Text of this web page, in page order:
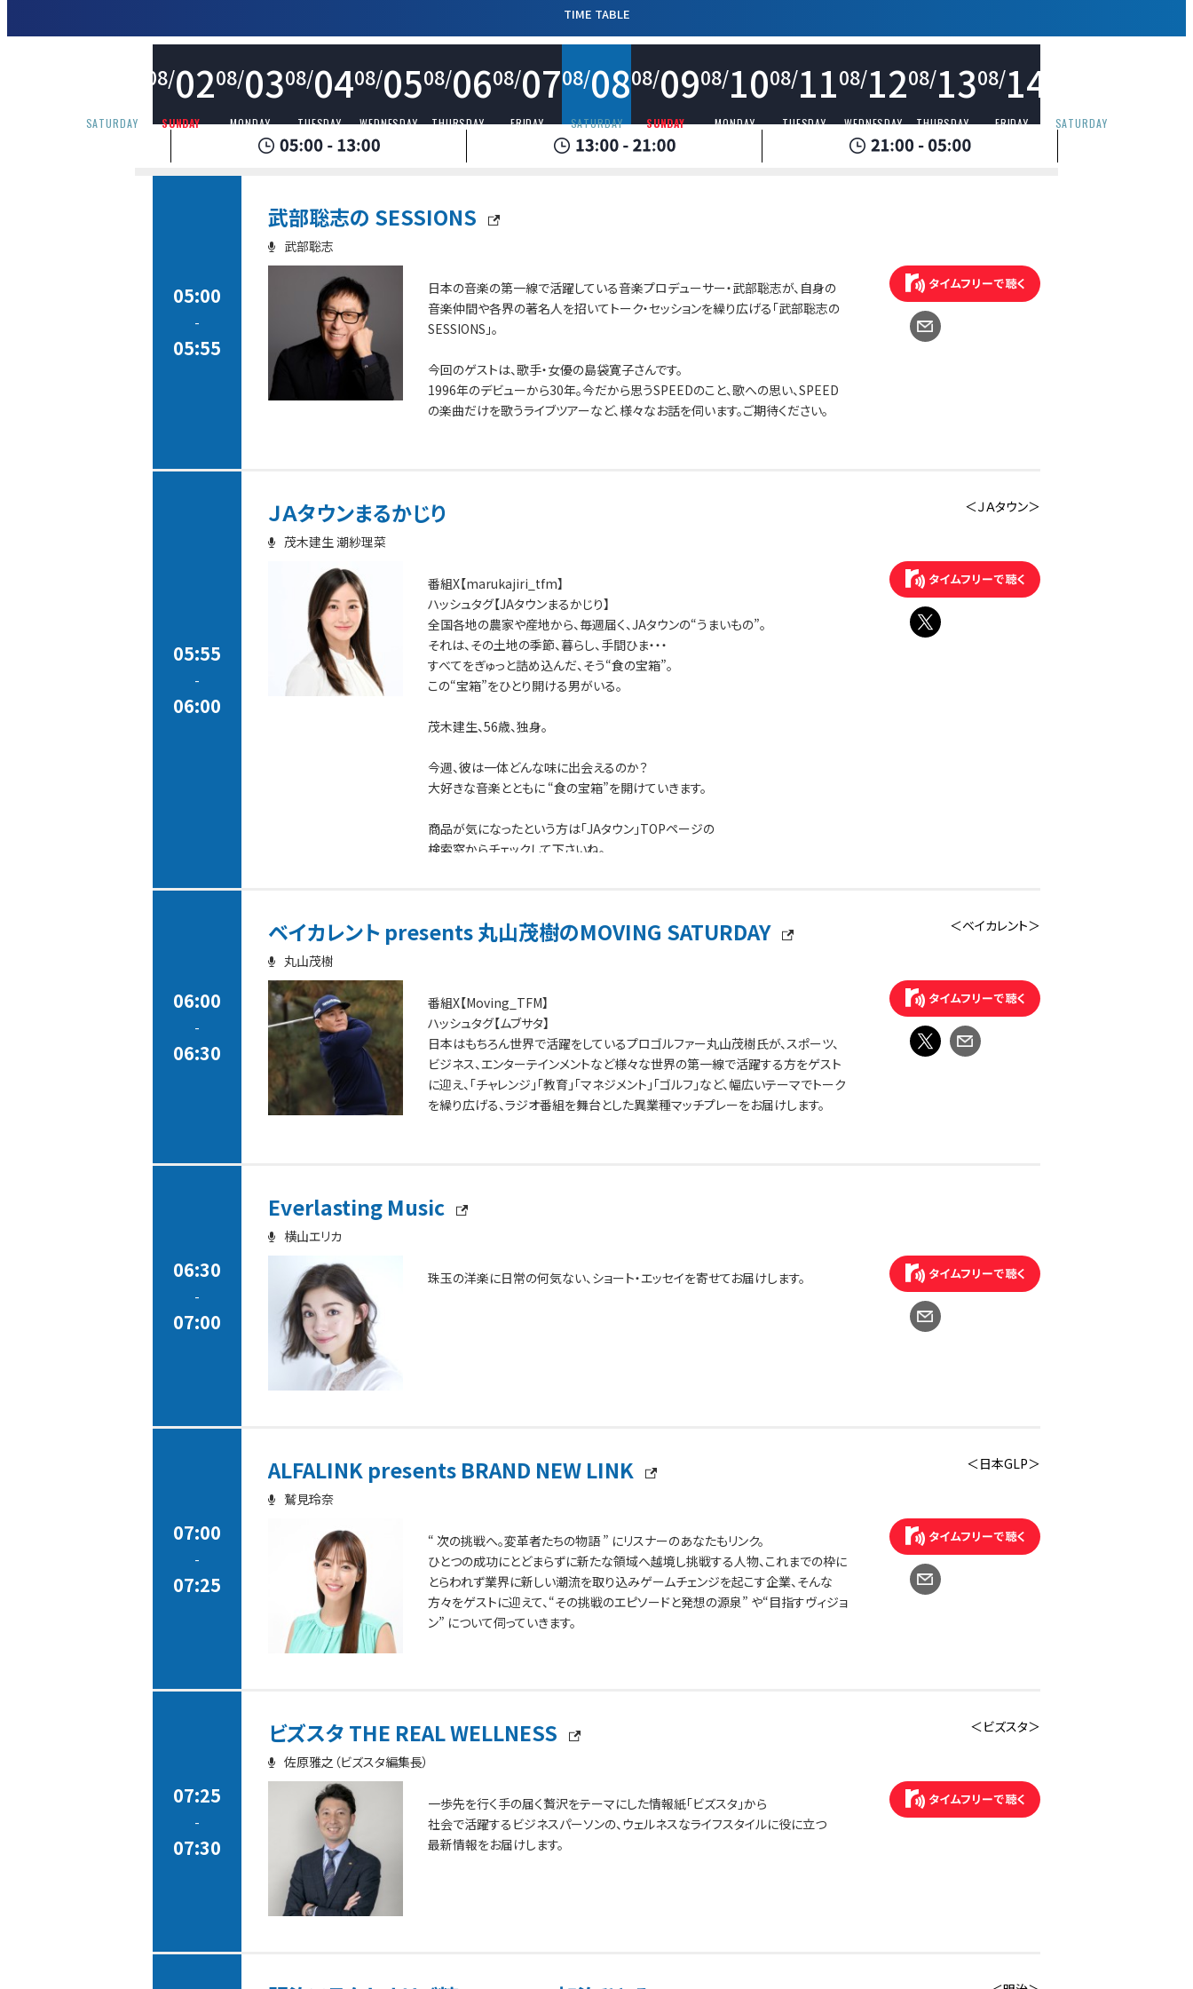
TIME TABLE
SATURDAY
08/02
SUNDAY
08/03
MONDAY
08/04
TUESDAY
08/05
WEDNESDAY
08/06
THURSDAY
08/07
FRIDAY
08/08
SATURDAY
08/09
SUNDAY
08/10
MONDAY
08/11
TUESDAY
08/12
WEDNESDAY
08/13
THURSDAY
08/14
FRIDAY SATURDAY
05:00
-
05:55
武部聡志の SESSIONS
武部聡志
日本の音楽の第一線で活躍している音楽プロデューサー・武部聡志が、自身の
音楽仲間や各界の著名人を招いてトーク・セッションを繰り広げる「武部聡志の
SESSIONS」。
今回のゲストは、歌手・女優の島袋寛子さんです。
1996年のデビューから30年。今だから思うSPEEDのこと、歌への思い、SPEED
の楽曲だけを歌うライブツアーなど、様々なお話を伺います。ご期待ください。
05:55
-
06:00
ＪＡタウンまるかじり
＜ＪＡタウン＞
茂木建生 潮紗理菜
番組X【marukajiri_tfm】
ハッシュタグ【JAタウンまるかじり】
全国各地の農家や産地から、毎週届く、JAタウンの“うまいもの”。
それは、その土地の季節、暮らし、手間ひま・・・
すべてをぎゅっと詰め込んだ、そう“食の宝箱”。
この“宝箱”をひとり開ける男がいる。
茂木建生、56歳、独身。
今週、彼は一体どんな味に出会えるのか？
大好きな音楽とともに “食の宝箱”を開けていきます。
商品が気になったという方は「JAタウン」TOPページの
検索窓からチェックして下さいね。
06:00
-
06:30
ベイカレント presents 丸山茂樹のMOVING SATURDAY
＜ベイカレント＞
丸山茂樹
番組X【Moving_TFM】
ハッシュタグ【ムブサタ】
日本はもちろん世界で活躍をしているプロゴルファー丸山茂樹氏が、スポーツ、
ビジネス、エンターテインメントなど様々な世界の第一線で活躍する方をゲスト
に迎え、「チャレンジ」「教育」「マネジメント」「ゴルフ」など、幅広いテーマでトーク
を繰り広げる、ラジオ番組を舞台とした異業種マッチプレーをお届けします。
06:30
-
07:00
Everlasting Music
横山エリカ
珠玉の洋楽に日常の何気ない、ショート・エッセイを寄せてお届けします。
07:00
-
07:25
ALFALINK presents BRAND NEW LINK
＜日本GLP＞
鷲見玲奈
“ 次の挑戦へ。変革者たちの物語 ” にリスナーのあなたもリンク。
ひとつの成功にとどまらずに新たな領域へ越境し挑戦する人物、これまでの枠に
とらわれず業界に新しい潮流を取り込みゲームチェンジを起こす企業、そんな
方々をゲストに迎えて、“その挑戦のエピソードと発想の源泉” や“目指すヴィジョ
ン” について伺っていきます。
07:25
-
07:30
ビズスタ THE REAL WELLNESS
＜ビズスタ＞
佐原雅之（ビズスタ編集長）
一歩先を行く手の届く贅沢をテーマにした情報紙「ビズスタ」から
社会で活躍するビジネスパーソンの、ウェルネスなライフスタイルに役に立つ
最新情報をお届けします。